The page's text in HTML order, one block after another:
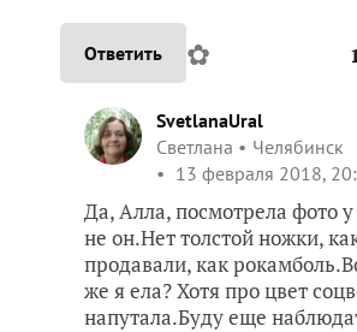
Ответить ✿
SvetlanaUral
Светлана
Челябинск
13 февраля 2018,
Да, Алла, посмотрела фото
не он.Нет толстой ножки,
продавали, как
же я ела? Хотя про цвет
напутала.Буду еще